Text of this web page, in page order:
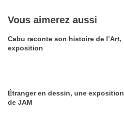
Vous aimerez aussi
Cabu raconte son histoire de l’Art,
exposition
Étranger en dessin, une exposition
de JAM